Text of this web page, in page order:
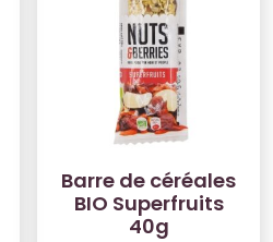
Barre de céréales
BIO Superfruits
40g